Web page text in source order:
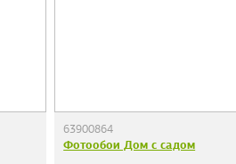
63900864
Фотообои Дом с садом